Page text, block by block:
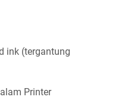
ink (tergantung
Printer